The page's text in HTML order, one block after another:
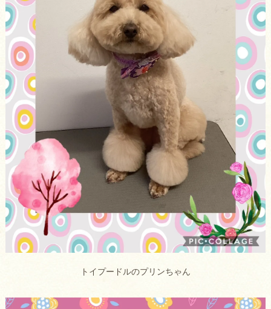
トイプードルのプリンちゃん